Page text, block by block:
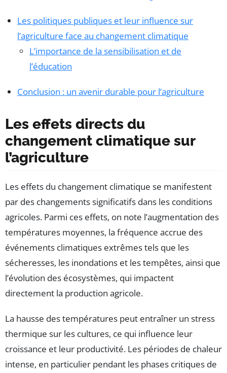
Les politiques publiques et leur influence sur
l’agriculture face au changement climatique
L’importance de la sensibilisation et de
l’éducation
Conclusion : un avenir durable pour l’agriculture
Les effets directs du
changement climatique sur
l’agriculture
Les effets du changement climatique se manifestent
par des changements significatifs dans les conditions
agricoles. Parmi ces effets, on note l’augmentation des
températures moyennes, la fréquence accrue des
événements climatiques extrêmes tels que les
sécheresses, les inondations et les tempêtes, ainsi que
l’évolution des écosystèmes, qui impactent
directement la production agricole.
La hausse des températures peut entraîner un stress
thermique sur les cultures, ce qui influence leur
croissance et leur productivité. Les périodes de chaleur
intense, en particulier pendant les phases critiques de